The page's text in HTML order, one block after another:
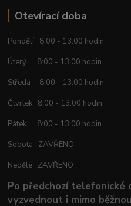
Otevírací doba
Pondělí 8:00 - 13:00 hodin
Úterý 8:00 - 13:00 hodin
Středa 8:00 - 13:00 hodin
Čtvrtek 8:00 - 13:00 hodin
Pátek 8:00 - 13:00 hodin
Sobota ZAVŘENO
Neděle ZAVŘENO
Po předchozí telefonické
vyzvednout i mimo